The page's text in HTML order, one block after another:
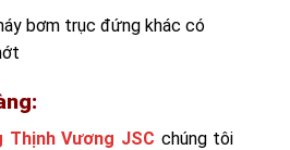
bơm trục đứng khác có
Thịnh Vương JSC chúng tôi